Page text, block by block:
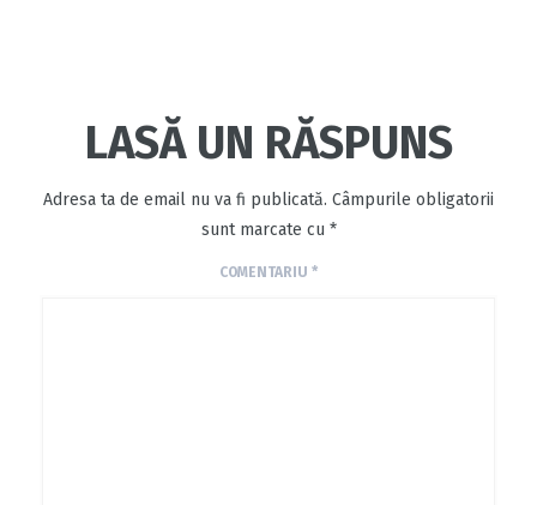
LASĂ UN RĂSPUNS
Adresa ta de email nu va fi publicată. Câmpurile obligatorii
sunt marcate cu *
COMENTARIU *